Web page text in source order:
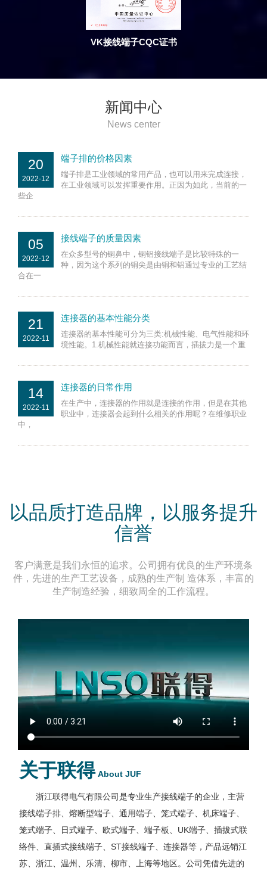
VK接线端子CQC证书
新闻中心
News center
20
2022-12
端子排的价格因素
端子排是工业领域的常用产品，也可以用来完成连接，
在工业领域可以发挥重要作用。正因为如此，当前的一
些企
05
2022-12
接线端子的质量因素
在众多型号的铜鼻中，铜铝接线端子是比较特殊的一
种，因为这个系列的铜尖是由铜和铝通过专业的工艺结
合在一
21
2022-11
连接器的基本性能分类
连接器的基本性能可分为三类:机械性能、电气性能和环
境性能。1.机械性能就连接功能而言，插拔力是一个重
14
2022-11
连接器的日常作用
在生产中，连接器的作用就是连接的作用，但是在其他
职业中，连接器会起到什么相关的作用呢？在维修职业
中，
以品质打造品牌，以服务提升
信誉
客户满意是我们永恒的追求。公司拥有优良的生产环境条
件，先进的生产工艺设备，成熟的生产制 造体系，丰富的
生产制造经验，细致周全的工作流程。
关于联得 About JUF
浙江联得电气有限公司是专业生产接线端子的企业，主营
接线端子排、熔断型端子、通用端子、笼式端子、机床端子、
笼式端子、日式端子、欧式端子、端子板、UK端子、插拔式联
络件、直插式接线端子、ST接线端子、连接器等，产品远销江
苏、浙江、温州、乐清、柳市、上海等地区。公司凭借先进的